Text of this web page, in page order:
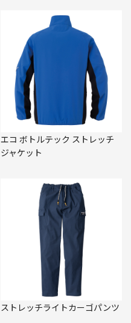
エコ ボトルテック ストレッチ
ジャケット
ストレッチライトカーゴパンツ